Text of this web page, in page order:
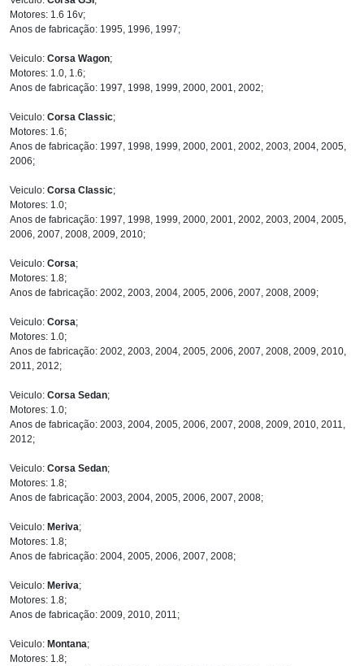
Motores: 1.6 16v;
Anos de fabricação: 1995, 1996, 1997;
Veiculo: Corsa Wagon;
Motores: 1.0, 1.6;
Anos de fabricação: 1997, 1998, 1999, 2000, 2001, 2002;
Veiculo: Corsa Classic;
Motores: 1.6;
Anos de fabricação: 1997, 1998, 1999, 2000, 2001, 2002, 2003, 2004, 2005,
2006;
Veiculo: Corsa Classic;
Motores: 1.0;
Anos de fabricação: 1997, 1998, 1999, 2000, 2001, 2002, 2003, 2004, 2005,
2006, 2007, 2008, 2009, 2010;
Veiculo: Corsa;
Motores: 1.8;
Anos de fabricação: 2002, 2003, 2004, 2005, 2006, 2007, 2008, 2009;
Veiculo: Corsa;
Motores: 1.0;
Anos de fabricação: 2002, 2003, 2004, 2005, 2006, 2007, 2008, 2009, 2010,
2011, 2012;
Veiculo: Corsa Sedan;
Motores: 1.0;
Anos de fabricação: 2003, 2004, 2005, 2006, 2007, 2008, 2009, 2010, 2011,
2012;
Veiculo: Corsa Sedan;
Motores: 1.8;
Anos de fabricação: 2003, 2004, 2005, 2006, 2007, 2008;
Veiculo: Meriva;
Motores: 1.8;
Anos de fabricação: 2004, 2005, 2006, 2007, 2008;
Veiculo: Meriva;
Motores: 1.8;
Anos de fabricação: 2009, 2010, 2011;
Veiculo: Montana;
Motores: 1.8;